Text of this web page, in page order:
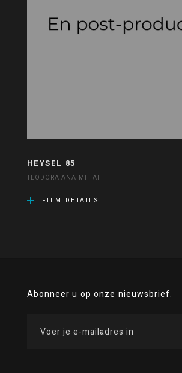
HEYSEL 85
TEODORA ANA MIHAI
FILM DETAILS
Abonneer u op onze nieuwsbrief.